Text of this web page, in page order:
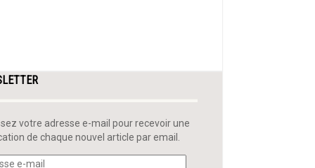
votre adresse e-mail pour recevoir une
de chaque nouvel article par email.